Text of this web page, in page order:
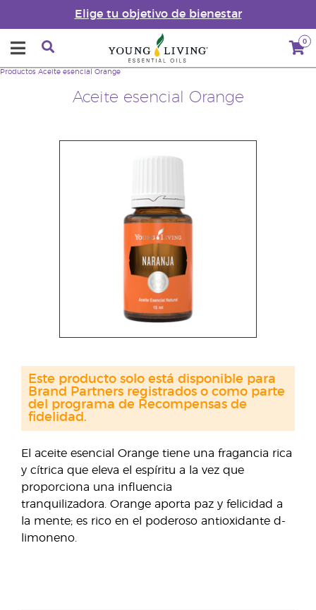
Elige tu objetivo de bienestar
0
Aceite esencial Orange
Productos Aceite esencial Orange
El aceite esencial Orange tiene una fragancia rica
y cítrica que eleva el espíritu a la vez que
proporciona una influencia
tranquilizadora. Orange aporta paz y felicidad a
la mente; es rico en el poderoso antioxidante d-
limoneno.
Este producto solo está disponible para
Brand Partners registrados o como parte
del programa de Recompensas de
fidelidad.